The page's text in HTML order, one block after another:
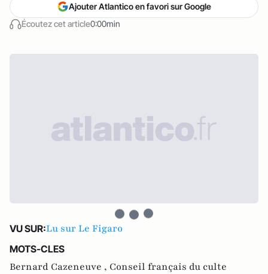
Écoutez cet article0:00min
Ajouter Atlantico en favori sur Google
VU SUR:Lu sur Le Figaro
MOTS-CLES
Bernard Cazeneuve , Conseil français du culte